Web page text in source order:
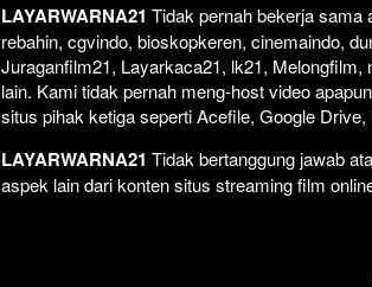
LAYARWARNA21 Tidak pernah bekerja sama
rebahin, cgvindo, bioskopkeren, cinemaindo,
Juraganfilm21, Layarkaca21, lk21,
lain. Kami tidak pernah meng-host video
situs pihak ketiga seperti Acefile, Google
LAYARWARNA21 Tidak bertanggung jawab
aspek lain dari konten situs streaming film